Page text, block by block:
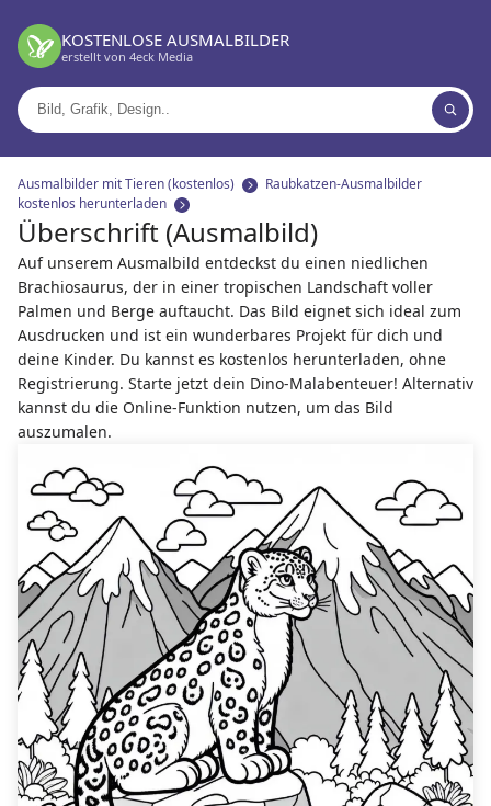
KOSTENLOSE AUSMALBILDER
erstellt von 4eck Media
Suchen
Ausmalbilder mit Tieren (kostenlos)
Raubkatzen-Ausmalbilder
kostenlos herunterladen
Überschrift (Ausmalbild)
Auf unserem Ausmalbild entdeckst du einen niedlichen
Brachiosaurus, der in einer tropischen Landschaft voller
Palmen und Berge auftaucht. Das Bild eignet sich ideal zum
Ausdrucken und ist ein wunderbares Projekt für dich und
deine Kinder. Du kannst es kostenlos herunterladen, ohne
Registrierung. Starte jetzt dein Dino-Malabenteuer! Alternativ
kannst du die Online-Funktion nutzen, um das Bild
auszumalen.